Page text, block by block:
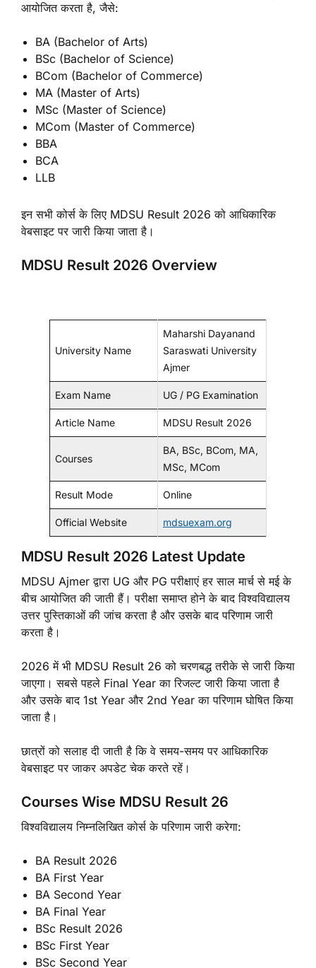
आयोजित करता है, जैसे:
BA (Bachelor of Arts)
BSc (Bachelor of Science)
BCom (Bachelor of Commerce)
MA (Master of Arts)
MSc (Master of Science)
MCom (Master of Commerce)
BBA
BCA
LLB
इन सभी कोर्स के लिए MDSU Result 2026 को आधिकारिक
वेबसाइट पर जारी किया जाता है।
MDSU Result 2026 Overview
University Name
Maharshi Dayanand
Saraswati University
Ajmer
Exam Name UG / PG Examination
Article Name MDSU Result 2026
Courses
BA, BSc, BCom, MA,
MSc, MCom
Result Mode Online
Official Website mdsuexam.org
MDSU Result 2026 Latest Update
MDSU Ajmer द्वारा UG और PG परीक्षाएं हर साल मार्च से मई के
बीच आयोजित की जाती हैं। परीक्षा समाप्त होने के बाद विश्वविद्यालय
उत्तर पुस्तिकाओं की जांच करता है और उसके बाद परिणाम जारी
करता है।
2026 में भी MDSU Result 26 को चरणबद्ध तरीके से जारी किया
जाएगा। सबसे पहले Final Year का रिजल्ट जारी किया जाता है
और उसके बाद 1st Year और 2nd Year का परिणाम घोषित किया
जाता है।
छात्रों को सलाह दी जाती है कि वे समय-समय पर आधिकारिक
वेबसाइट पर जाकर अपडेट चेक करते रहें।
Courses Wise MDSU Result 26
विश्वविद्यालय निम्नलिखित कोर्स के परिणाम जारी करेगा:
BA Result 2026
BA First Year
BA Second Year
BA Final Year
BSc Result 2026
BSc First Year
BSc Second Year